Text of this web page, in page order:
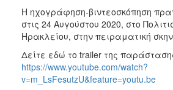
Η ηχογράφηση-βιντεοσκόπηση
στις 24 Αυγούστου 2020, στο
Ηρακλείου, στην πειραματική
Δείτε εδώ το trailer της
https://www.youtube.com/watch?
v=m_LsFesutzU&feature=youtu.be